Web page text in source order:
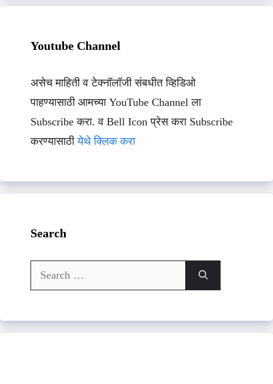
Youtube Channel
असेच माहिती व टेक्नॉलॉजी संबधीत व्हिडिओ
पाहण्यासाठी आमच्या YouTube Channel ला
Subscribe करा. व Bell Icon प्रेस करा Subscribe
करण्यासाठीयेथे क्लिक करा
Search
Search
for: